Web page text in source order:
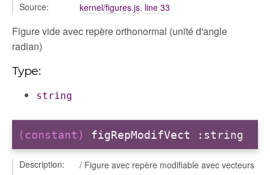
Source:
kernel/figures.js, line 33
Figure vide avec repère orthonormal (unité d'angle
radian)
Type:
string
(constant) figRepModifVect :string
Description:
/ Figure avec repère modifiable avec vecteurs